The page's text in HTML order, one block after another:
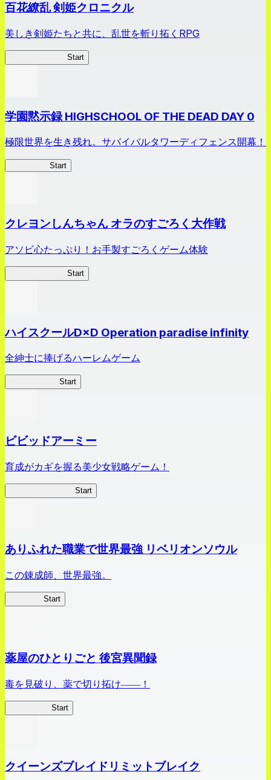
百花繚乱 剣姫クロニクル
美しき剣姫たちと共に、乱世を斬り拓くRPG
Start
学園黙示録 HIGHSCHOOL OF THE DEAD DAY 0
極限世界を生き残れ。サバイバルタワーディフェンス開幕！
Start
クレヨンしんちゃん オラのすごろく大作戦
アソビ心たっぷり！お手製すごろくゲーム体験
Start
ハイスクールD×D Operation paradise infinity
全紳士に捧げるハーレムゲーム
Start
ビビッドアーミー
育成がカギを握る美少女戦略ゲーム！
Start
ありふれた職業で世界最強 リベリオンソウル
この錬成師、世界最強。
Start
薬屋のひとりごと 後宮異聞録
毒を見破り、薬で切り拓け――！
Start
クイーンズブレイドリミットブレイク